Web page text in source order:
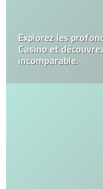
Explorez les
Casino et
incomparable.